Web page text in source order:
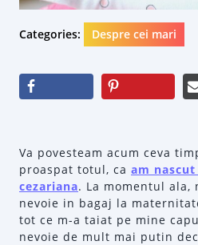
Categories: Despre cei mari
Va povesteam acum ceva
proaspat totul, ca am
cezariana. La momentul ala,
nevoie in bagaj la
tot ce m-a taiat pe mine
nevoie de mult mai putin